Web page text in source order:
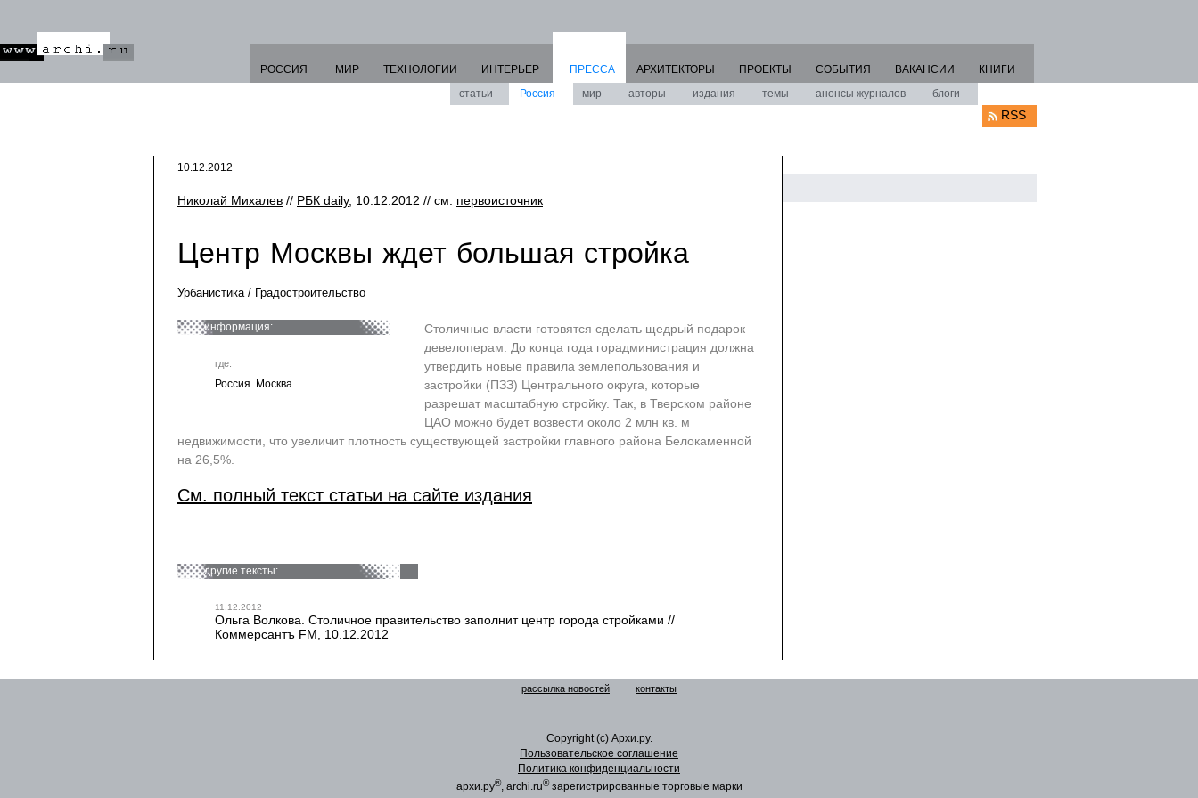
РОССИЯ МИР ТЕХНОЛОГИИ ИНТЕРЬЕР
ПРЕССА
статьи
Россия мир авторы издания темы анонсы журналов блоги
АРХИТЕКТОРЫ ПРОЕКТЫ СОБЫТИЯ ВАКАНСИИ КНИГИ
RSS
10.12.2012
Николай Михалев // РБК daily, 10.12.2012 // см. первоисточник
Центр Москвы ждет большая стройка
Урбанистика / Градостроительство
информация:
где:
Россия. Москва
Cтоличные власти готовятся сделать щедрый подарок
девелоперам. До конца года горадминистрация должна
утвердить новые правила землепользования и
застройки (ПЗЗ) Центрального округа, которые
разрешат масштабную стройку. Так, в Тверском районе
ЦАО можно будет возвести около 2 млн кв. м
недвижимости, что увеличит плотность существующей застройки главного района Белокаменной
на 26,5%.
См. полный текст статьи на сайте издания
другие тексты:
11.12.2012
Ольга Волкова. Столичное правительство заполнит центр города стройками //
Коммерсантъ FM, 10.12.2012
рассылка новостей контакты
Copyright (c) Архи.ру.
Пользовательское соглашение
Политика конфиденциальности
архи.ру®, archi.ru®зарегистрированные торговые марки